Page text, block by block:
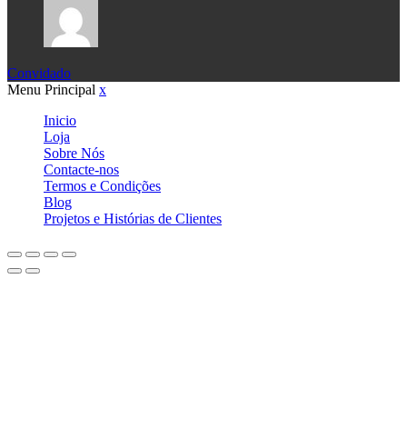
Convidado
Menu Principal x
Inicio
Loja
Sobre Nós
Contacte-nos
Termos e Condições
Blog
Projetos e Histórias de Clientes